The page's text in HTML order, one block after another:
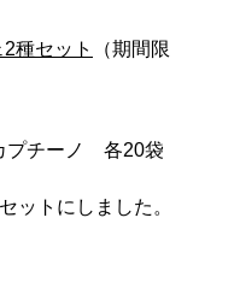
2種セット
（期間限
プチーノ 各20袋
ットにしました。